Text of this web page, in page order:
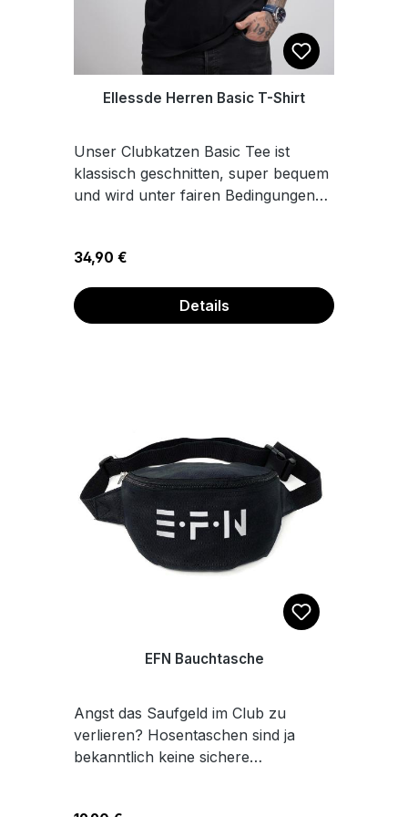
Ellessde Herren Basic T-Shirt
Unser Clubkatzen Basic Tee ist
klassisch geschnitten, super bequem
und wird unter fairen Bedingungen
bleibt auch nach wilden Nächten
noch in Form. ✔️ 100% Baumwolle,
190 g/m² – stabil, weich,
atmungsaktiv ✔️ Vegan, Oeko-Tex
jeden Tag und jede EskalationDas
Model ist 1,80 m groß und trägt
Größe M.
Regulärer Preis:
34,90 €
Details
EFN Bauchtasche
Angst das Saufgeld im Club zu
verlieren? Hosentaschen sind ja
bekanntlich keine sichere